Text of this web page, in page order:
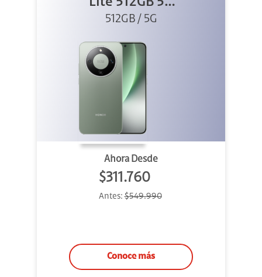
Verde
512GB / 5G
Ahora Desde
$311.760
Antes:$549.990
Conoce más